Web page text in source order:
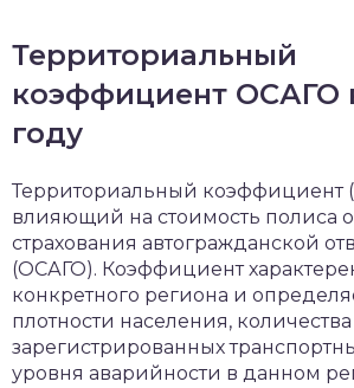
Территориальный
коэффициент ОСАГО
году
Территориальный коэффициент
влияющий на стоимость полиса
страхования автогражданской
(ОСАГО). Коэффициент
конкретного региона и
плотности населения, количества
зарегистрированных
уровня аварийности в данном